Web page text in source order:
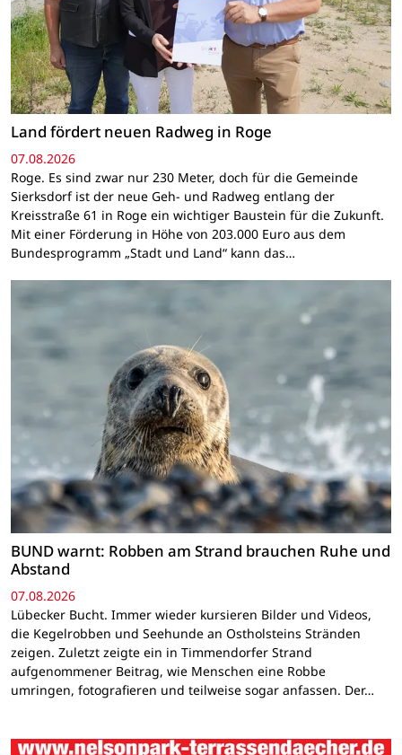
Land fördert neuen Radweg in Roge
07.08.2026
Roge. Es sind zwar nur 230 Meter, doch für die Gemeinde
Sierksdorf ist der neue Geh- und Radweg entlang der
Kreisstraße 61 in Roge ein wichtiger Baustein für die Zukunft.
Mit einer Förderung in Höhe von 203.000 Euro aus dem
Bundesprogramm „Stadt und Land“ kann das…
BUND warnt: Robben am Strand brauchen Ruhe und
Abstand
07.08.2026
Lübecker Bucht. Immer wieder kursieren Bilder und Videos,
die Kegelrobben und Seehunde an Ostholsteins Stränden
zeigen. Zuletzt zeigte ein in Timmendorfer Strand
aufgenommener Beitrag, wie Menschen eine Robbe
umringen, fotografieren und teilweise sogar anfassen. Der…